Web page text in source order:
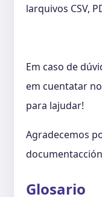
larquivos CSV,
Em caso de
em cuentatar
para lajudar!
Agradecemos
Glosario